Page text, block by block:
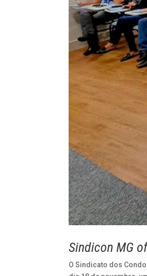
Sindicon MG
O Sindicato dos